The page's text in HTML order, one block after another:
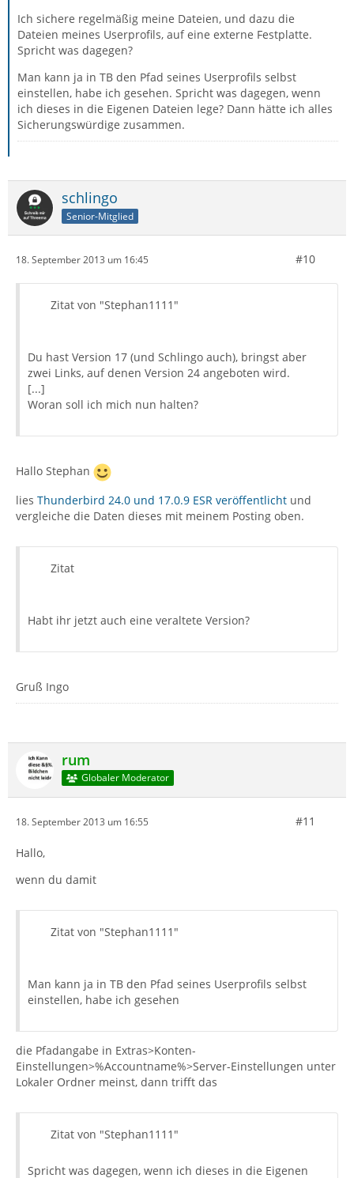
Ich sichere regelmäßig meine Dateien, und dazu die
Dateien meines Userprofils, auf eine externe Festplatte.
Spricht was dagegen?
Man kann ja in TB den Pfad seines Userprofils selbst
einstellen, habe ich gesehen. Spricht was dagegen, wenn
ich dieses in die Eigenen Dateien lege? Dann hätte ich alles
Sicherungswürdige zusammen.
schlingo
Senior-Mitglied
18. September 2013 um 16:45 #10
Zitat von "Stephan1111"
Du hast Version 17 (und Schlingo auch), bringst aber
zwei Links, auf denen Version 24 angeboten wird.
[...]
Woran soll ich mich nun halten?
Hallo Stephan
lies Thunderbird 24.0 und 17.0.9 ESR veröffentlicht und
vergleiche die Daten dieses mit meinem Posting oben.
Zitat
Habt ihr jetzt auch eine veraltete Version?
Gruß Ingo
rum
Globaler Moderator
18. September 2013 um 16:55 #11
Hallo,
wenn du damit
Zitat von "Stephan1111"
Man kann ja in TB den Pfad seines Userprofils selbst
einstellen, habe ich gesehen
die Pfadangabe in Extras>Konten-
Einstellungen>%Accountname%>Server-Einstellungen unter
Lokaler Ordner meinst, dann trifft das
Zitat von "Stephan1111"
Spricht was dagegen, wenn ich dieses in die Eigenen